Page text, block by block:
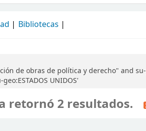
Bibliotecas
de obras de política y derecho" and
UNIDOS'
retornó 2 resultados.